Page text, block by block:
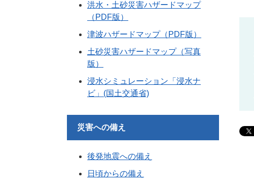
洪水・土砂災害ハザードマップ
（PDF版）
津波ハザードマップ（PDF版）
土砂災害ハザードマップ（写真
版）
浸水シミュレーション「浸水ナ
ビ」(国土交通省)
災害への備え
後発地震への備え
日頃からの備え